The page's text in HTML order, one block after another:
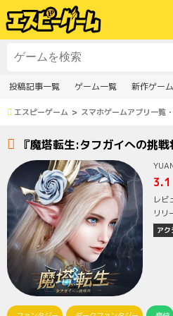
投稿記事一覧 ゲーム一覧 新作ゲーム
エスピーゲーム スマホゲームアプリ一覧
『魔塔転生:タフガイへの挑戦
3.1
レビ
リリ
アク